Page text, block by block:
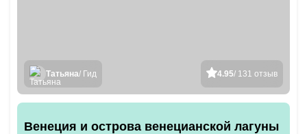
4.95/ 131 отзыв
Татьяна/ Гид
Венеция и острова венецианской лагуны